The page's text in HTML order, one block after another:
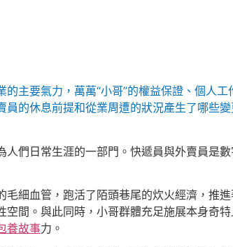
主要氣力，萬萬“小哥”的權益保證、個人
員的休息前提和從業周遭的狀況產生了哪些
人們日常生涯的一部門。快遞員與外賣員是
毛細血管，跑活了陌頭巷尾的炊火經濟，推
空間。與此同時，小哥群體充足施展本身奇
養故事力。